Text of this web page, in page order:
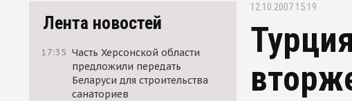
Лента новостей
17:35 Часть Херсонской области
предложили передать
Беларуси для строительства
санаториев
12.10.2007 15:19